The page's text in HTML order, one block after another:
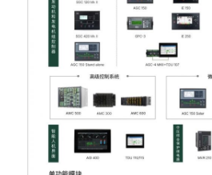
이동식 조명 차량